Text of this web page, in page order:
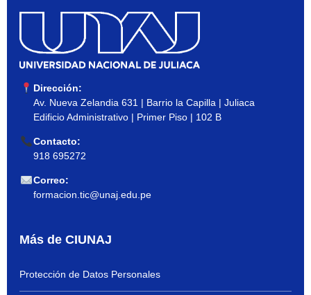
Dirección:
Av. Nueva Zelandia 631 | Barrio la Capilla | Juliaca
Edificio Administrativo | Primer Piso | 102 B
Contacto:
918 695272
Correo:
formacion.tic@unaj.edu.pe
Más de CIUNAJ
Protección de Datos Personales